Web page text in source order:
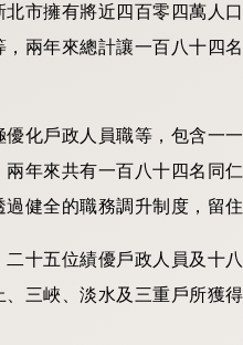
市擁有將近四百零四萬人
兩年來總計讓一百八十四
化戶政人員職等，包含一
年來共有一百八十四名同
健全的職務調升制度，留
十五位績優戶政人員及十
三峽、淡水及三重戶所獲